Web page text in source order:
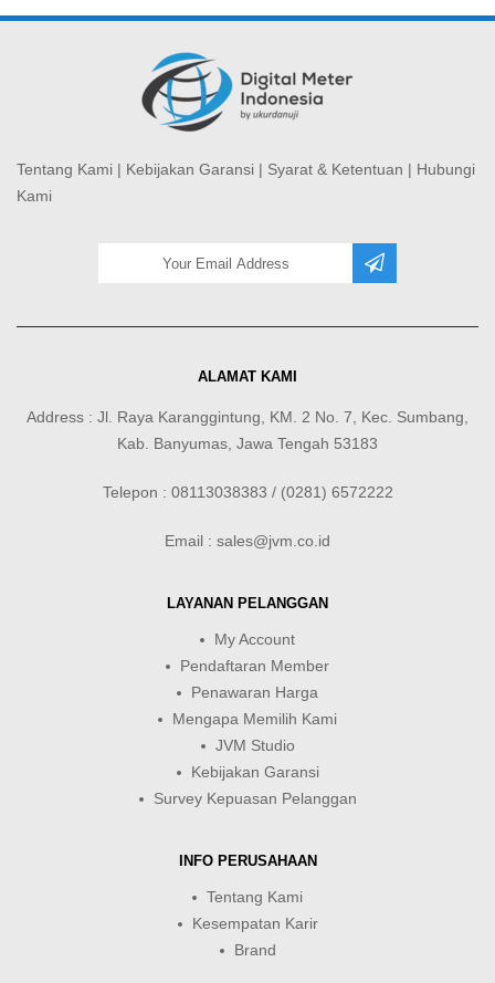
Tentang Kami | Kebijakan Garansi | Syarat & Ketentuan | Hubungi
Kami
ALAMAT KAMI
Address : Jl. Raya Karanggintung, KM. 2 No. 7, Kec. Sumbang,
Kab. Banyumas, Jawa Tengah 53183
Telepon : 08113038383 / (0281) 6572222
Email : sales@jvm.co.id
LAYANAN PELANGGAN
My Account
Pendaftaran Member
Penawaran Harga
Mengapa Memilih Kami
JVM Studio
Kebijakan Garansi
Survey Kepuasan Pelanggan
INFO PERUSAHAAN
Tentang Kami
Kesempatan Karir
Brand